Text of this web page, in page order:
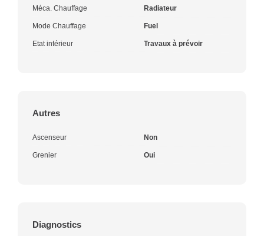
Méca. Chauffage Radiateur
Mode Chauffage Fuel
Etat intérieur Travaux à prévoir
Autres
Ascenseur Non
Grenier Oui
Diagnostics